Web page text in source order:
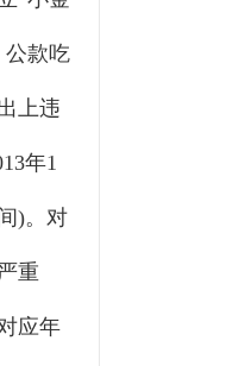
公款吃
上违
年1
)。对
重
应年